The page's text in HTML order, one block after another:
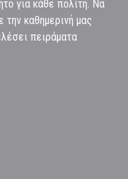
για κάθε πολίτη. Να
καθημερινή μας
πειράματα